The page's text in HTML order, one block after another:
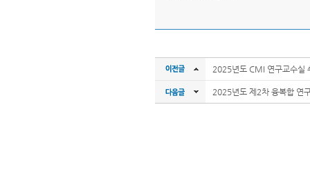
2025년도 CMI 연구교수실
2025년도 제2차 융복합 연